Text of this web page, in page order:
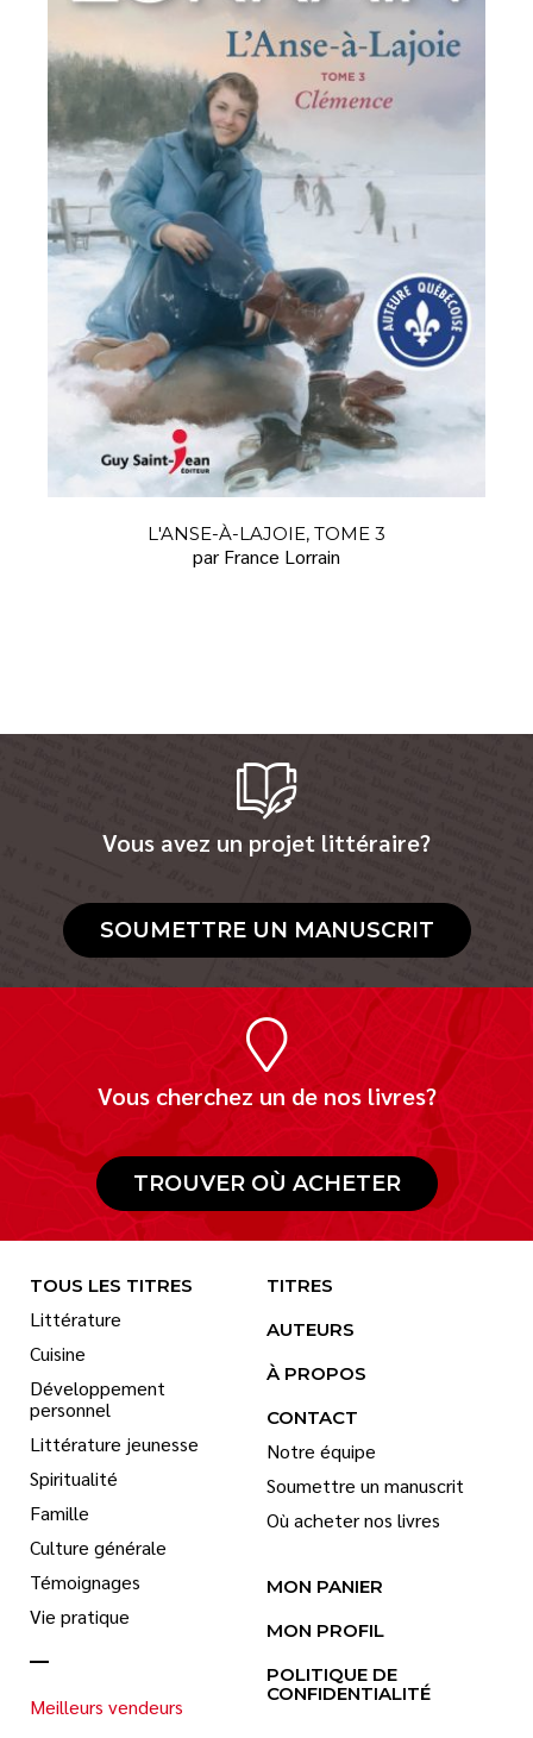
L'ANSE-À-LAJOIE, TOME 3
par France Lorrain
Vous avez un projet littéraire?
SOUMETTRE UN MANUSCRIT
Vous cherchez un de nos livres?
TROUVER OÙ ACHETER
TOUS LES TITRES
Littérature
Cuisine
Développement
personnel
Littérature jeunesse
Spiritualité
Famille
Culture générale
Témoignages
Vie pratique
Meilleurs vendeurs
TITRES
AUTEURS
À PROPOS
CONTACT
Notre équipe
Soumettre un manuscrit
Où acheter nos livres
MON PANIER
MON PROFIL
POLITIQUE DE
CONFIDENTIALITÉ